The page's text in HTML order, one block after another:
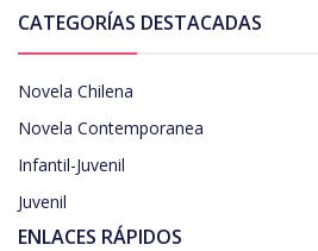
CATEGORÍAS DESTACADAS
Novela Chilena
Novela Contemporanea
Infantil-Juvenil
Juvenil
ENLACES RÁPIDOS